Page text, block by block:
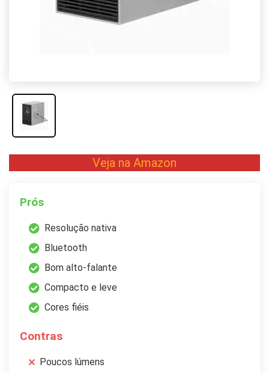
Veja na Amazon
Prós
Resolução nativa
Bluetooth
Bom alto-falante
Compacto e leve
Cores fiéis
Contras
Poucos lúmens